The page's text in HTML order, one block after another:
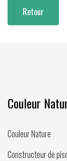
Retour
Couleur
Couleur Nature
Constructeur de